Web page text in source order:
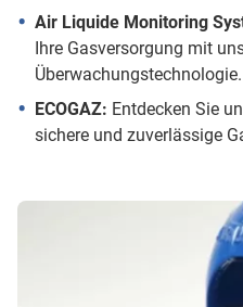
Air Liquide Monitoring
Ihre Gasversorgung mit
Überwachungstechnologie.
ECOGAZ: Entdecken Sie
sichere und zuverlässige